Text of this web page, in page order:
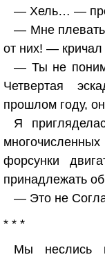
— Хель… —
— Мне
от них! —
— Ты не
Четвертая
прошлом году,
Я
форсунки
принадлежать
— Это не
* * *
Мы неслись